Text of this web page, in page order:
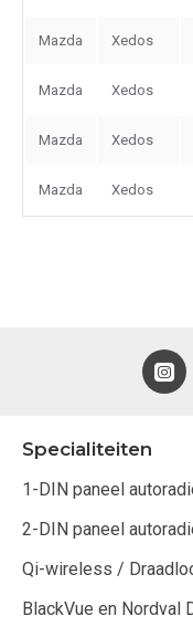
Mazda Xedos
Mazda Xedos
Mazda Xedos
Mazda Xedos
Specialiteiten
1-DIN paneel
2-DIN paneel
Qi-wireless /
BlackVue en Nordval